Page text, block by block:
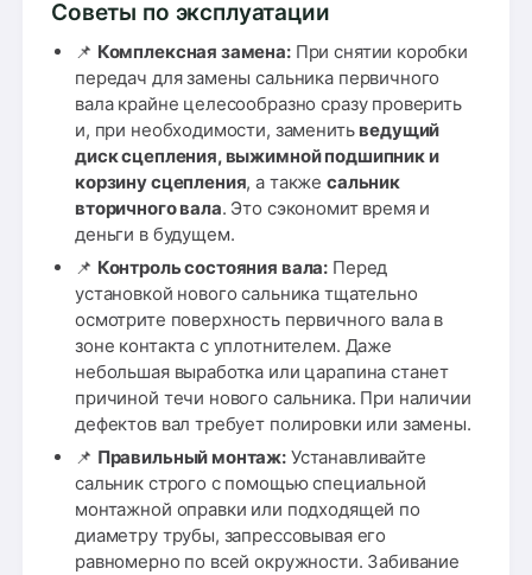
Советы по эксплуатации
📌 Комплексная замена:При снятии коробки
передач для замены сальника первичного
вала крайне целесообразно сразу проверить
и, при необходимости, заменить ведущий
диск сцепления, выжимной подшипник и
корзину сцепления, а также сальник
вторичного вала. Это сэкономит время и
деньги в будущем.
📌 Контроль состояния вала: Перед
установкой нового сальника тщательно
осмотрите поверхность первичного вала в
зоне контакта с уплотнителем. Даже
небольшая выработка или царапина станет
причиной течи нового сальника. При наличии
дефектов вал требует полировки или замены.
📌 Правильный монтаж: Устанавливайте
сальник строго с помощью специальной
монтажной оправки или подходящей по
диаметру трубы, запрессовывая его
равномерно по всей окружности. Забивание